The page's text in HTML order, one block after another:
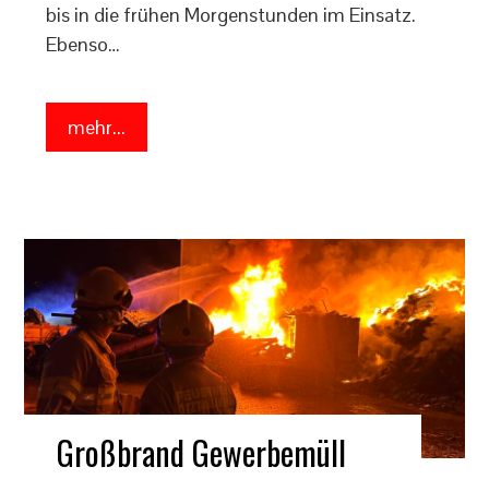
bis in die frühen Morgenstunden im Einsatz.
Ebenso…
mehr...
Großbrand Gewerbemüll